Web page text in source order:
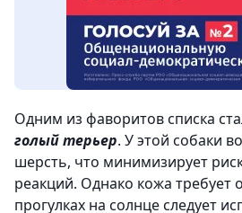
Одним из фаворитов списка
голый терьер. У этой собаки
шерсть, что минимизирует
реакций. Однако кожа требует
прогулках на солнце следует